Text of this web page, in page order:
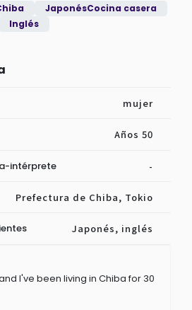
JaponésCocina casera
Inglés
mujer
Años 50
intérprete -
Prefectura de Chiba, Tokio
Japonés, inglés
I've been living in Chiba for 30